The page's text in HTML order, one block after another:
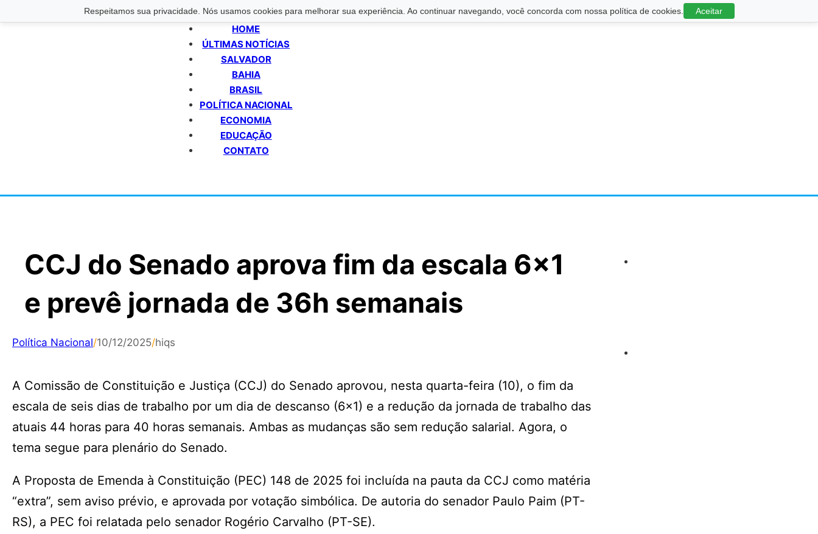
Respeitamos sua privacidade. Nós usamos cookies para melhorar sua experiência. Ao continuar navegando, você concorda com nossa política de cookies. Aceitar
HOME
ÚLTIMAS NOTÍCIAS
SALVADOR
BAHIA
BRASIL
POLÍTICA NACIONAL
ECONOMIA
EDUCAÇÃO
CONTATO
CCJ do Senado aprova fim da escala 6×1
e prevê jornada de 36h semanais
Política Nacional/10/12/2025/hiqs
A Comissão de Constituição e Justiça (CCJ) do Senado aprovou, nesta quarta-feira (10), o fim da
escala de seis dias de trabalho por um dia de descanso (6×1) e a redução da jornada de trabalho das
atuais 44 horas para 40 horas semanais. Ambas as mudanças são sem redução salarial. Agora, o
tema segue para plenário do Senado.
A Proposta de Emenda à Constituição (PEC) 148 de 2025 foi incluída na pauta da CCJ como matéria
“extra”, sem aviso prévio, e aprovada por votação simbólica. De autoria do senador Paulo Paim (PT-
RS), a PEC foi relatada pelo senador Rogério Carvalho (PT-SE).